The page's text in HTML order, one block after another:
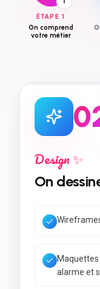
ÉTAPE 1
On comprend
votre métier
0
On
Code
SEO local